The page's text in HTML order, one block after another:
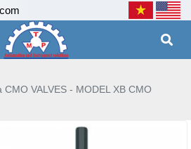
VALVES - MODEL XB CMO